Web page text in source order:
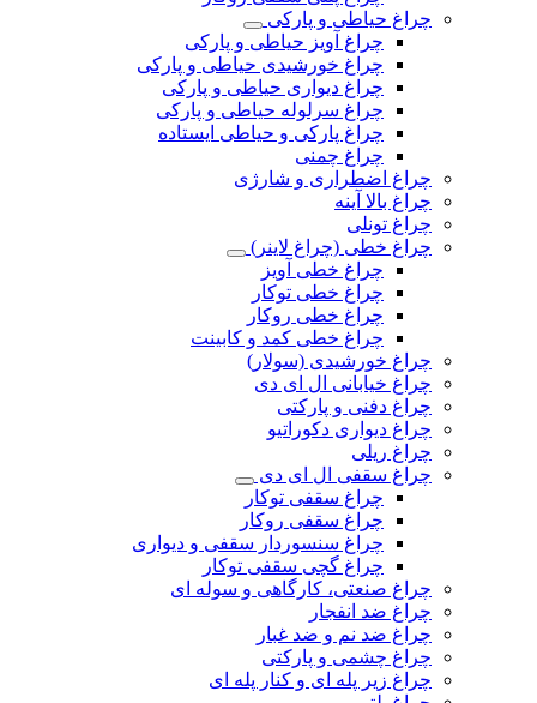
چراغ حیاطی و پارکی
چراغ آویز حیاطی و پارکی
چراغ خورشیدی حیاطی و پارکی
چراغ دیواری حیاطی و پارکی
چراغ سرلوله حیاطی و پارکی
چراغ پارکی و حیاطی ایستاده
چراغ چمنی
چراغ اضطراری و شارژی
چراغ بالا آینه
چراغ تونلی
چراغ خطی (چراغ لاینر)
چراغ خطی آویز
چراغ خطی توکار
چراغ خطی روکار
چراغ خطی کمد و کابینت
چراغ خورشیدی (سولار)
چراغ خیابانی ال ای دی
چراغ دفنی و پارکتی
چراغ دیواری دکوراتیو
چراغ ریلی
چراغ سقفی ال ای دی
چراغ سقفی توکار
چراغ سقفی روکار
چراغ سنسوردار سقفی و دیواری
چراغ گچی سقفی توکار
چراغ صنعتی، کارگاهی و سوله ای
چراغ ضد انفجار
چراغ ضد نم و ضد غبار
چراغ چشمی و پارکتی
چراغ‌ زیر‌ پله‌ ای و کنار‌ پله‌ ای